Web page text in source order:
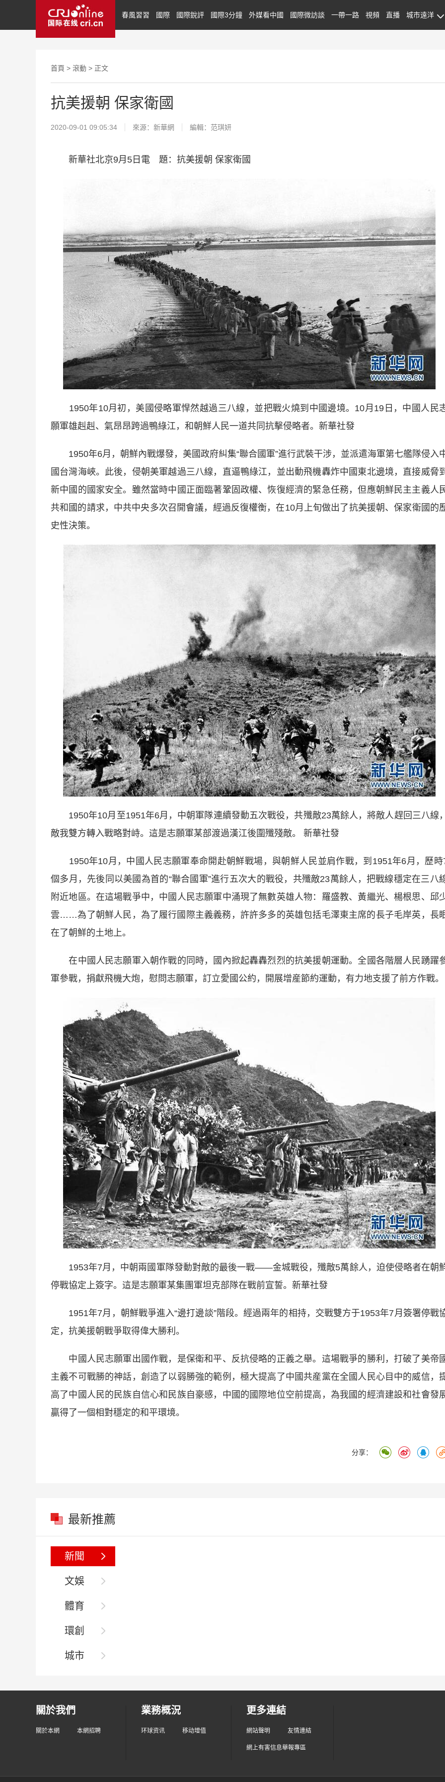
春風習習 國際 國際銳評 國際3分鐘 外媒看中國 國際微訪談 一帶一路 視頻 直播 城市遠洋
首頁 > 滾動 > 正文
抗美援朝 保家衛國
2020-09-01 09:05:34 來源： 新華網 編輯：范琪妍
新華社北京9月5日電 題：抗美援朝 保家衛國
1950年10月初，美國侵略軍悍然越過三八線，並把戰火燒到中國邊境。10月19日，中國人民
願軍雄赳赳、氣昂昂跨過鴨綠江，和朝鮮人民一道共同抗擊侵略者。新華社發
1950年6月，朝鮮內戰爆發，美國政府糾集“聯合國軍”進行武裝干涉，並派遣海軍第七艦隊侵入
國台灣海峽。此後，侵朝美軍越過三八線，直逼鴨綠江，並出動飛機轟炸中國東北邊境，直接威脅
新中國的國家安全。雖然當時中國正面臨著鞏固政權、恢復經濟的緊急任務，但應朝鮮民主主義人
共和國的請求，中共中央多次召開會議，經過反復權衡，在10月上旬做出了抗美援朝、保家衛國的
史性決策。
1950年10月至1951年6月，中朝軍隊連續發動五次戰役，共殲敵23萬餘人，將敵人趕回三八線
敵我雙方轉入戰略對峙。這是志願軍某部渡過漢江後圍殲殘敵。 新華社發
1950年10月，中國人民志願軍奉命開赴朝鮮戰場，與朝鮮人民並肩作戰，到1951年6月，歷時
個多月，先後同以美國為首的“聯合國軍”進行五次大的戰役，共殲敵23萬餘人，把戰線穩定在三八
附近地區。在這場戰爭中，中國人民志願軍中涌現了無數英雄人物：羅盛教、黃繼光、楊根思、邱
雲……為了朝鮮人民，為了履行國際主義義務，許許多多的英雄包括毛澤東主席的長子毛岸英，長
在了朝鮮的土地上。
在中國人民志願軍入朝作戰的同時，國內掀起轟轟烈烈的抗美援朝運動。全國各階層人民踴躍
軍參戰，捐獻飛機大炮，慰問志願軍，訂立愛國公約，開展增産節約運動，有力地支援了前方作戰。
1953年7月，中朝兩國軍隊發動對敵的最後一戰——金城戰役，殲敵5萬餘人，迫使侵略者在朝
停戰協定上簽字。這是志願軍某集團軍坦克部隊在戰前宣誓。新華社發
1951年7月，朝鮮戰爭進入“邊打邊談”階段。經過兩年的相持，交戰雙方于1953年7月簽署停戰
定，抗美援朝戰爭取得偉大勝利。
中國人民志願軍出國作戰，是保衛和平、反抗侵略的正義之舉。這場戰爭的勝利，打破了美帝
主義不可戰勝的神話，創造了以弱勝強的範例，極大提高了中國共産黨在全國人民心目中的威信，
高了中國人民的民族自信心和民族自豪感，中國的國際地位空前提高，為我國的經濟建設和社會發
贏得了一個相對穩定的和平環境。
分享：
最新推薦
新聞
文娛
體育
環創
城市
關於我們
關於本網 本網招聘
業務概況
环球资讯 移动增值
更多連結
網站聲明 友情連結
網上有害信息舉報專區